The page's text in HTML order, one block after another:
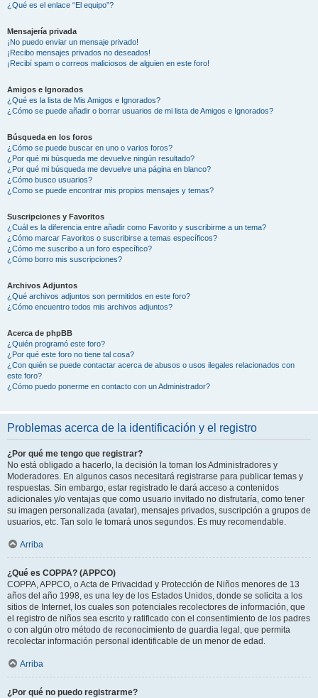
¿Qué es el enlace “El equipo”?
Mensajería privada
¡No puedo enviar un mensaje privado!
¡Recibo mensajes privados no deseados!
¡Recibí spam o correos maliciosos de alguien en este foro!
Amigos e Ignorados
¿Qué es la lista de Mis Amigos e Ignorados?
¿Cómo se puede añadir o borrar usuarios de mi lista de Amigos e Ignorados?
Búsqueda en los foros
¿Cómo se puede buscar en uno o varios foros?
¿Por qué mi búsqueda me devuelve ningún resultado?
¿Por qué mi búsqueda me devuelve una página en blanco?
¿Cómo busco usuarios?
¿Como se puede encontrar mis propios mensajes y temas?
Suscripciones y Favoritos
¿Cuál es la diferencia entre añadir como Favorito y suscribirme a un tema?
¿Cómo marcar Favoritos o suscribirse a temas específicos?
¿Cómo me suscribo a un foro específico?
¿Cómo borro mis suscripciones?
Archivos Adjuntos
¿Qué archivos adjuntos son permitidos en este foro?
¿Cómo encuentro todos mis archivos adjuntos?
Acerca de phpBB
¿Quién programó este foro?
¿Por qué este foro no tiene tal cosa?
¿Con quién se puede contactar acerca de abusos o usos ilegales relacionados con
este foro?
¿Cómo puedo ponerme en contacto con un Administrador?
Problemas acerca de la identificación y el registro
¿Por qué me tengo que registrar?
No está obligado a hacerlo, la decisión la toman los Administradores y
Moderadores. En algunos casos necesitará registrarse para publicar temas y
respuestas. Sin embargo, estar registrado le dará acceso a contenidos
adicionales y/o ventajas que como usuario invitado no disfrutaría, como tener
su imagen personalizada (avatar), mensajes privados, suscripción a grupos de
usuarios, etc. Tan solo le tomará unos segundos. Es muy recomendable.
Arriba
¿Qué es COPPA? (APPCO)
COPPA, APPCO, o Acta de Privacidad y Protección de Niños menores de 13
años del año 1998, es una ley de los Estados Unidos, donde se solicita a los
sitios de Internet, los cuales son potenciales recolectores de información, que
el registro de niños sea escrito y ratificado con el consentimiento de los padres
o con algún otro método de reconocimiento de guardia legal, que permita
recolectar información personal identificable de un menor de edad.
Arriba
¿Por qué no puedo registrarme?